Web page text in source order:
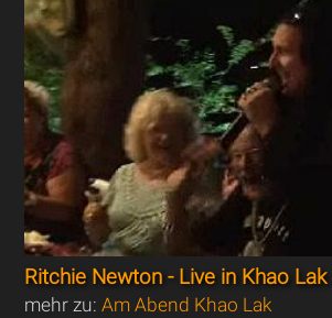
Ritchie Newton - Live in Khao
mehr zu:Am Abend Khao Lak